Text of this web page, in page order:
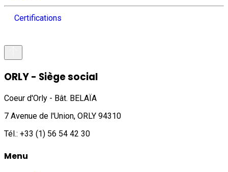
Certifications
ORLY - Siège social
Coeur d'Orly - Bât. BELAÏA
7 Avenue de l'Union, ORLY 94310
Tél.: +33 (1) 56 54 42 30
Menu